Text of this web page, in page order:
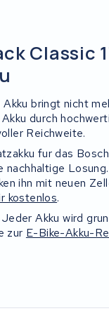
Classic
bringt nicht
durch
Reichweite.
fur das
ihn mit neuen
kostenlos.
Akku wird
zur E-Bike-Akku-